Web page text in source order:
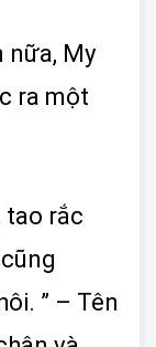
nữa, My
ra một
tao rắc
” – Tên